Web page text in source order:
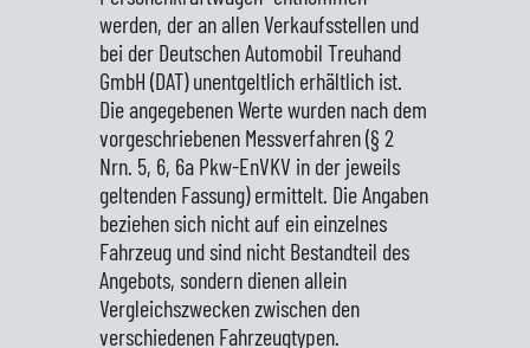
werden, der an allen Verkaufsstellen und
bei der Deutschen Automobil Treuhand
GmbH (DAT) unentgeltlich erhältlich ist.
Die angegebenen Werte wurden nach dem
vorgeschriebenen Messverfahren (§ 2
Nrn. 5, 6, 6a Pkw-EnVKV in der jeweils
geltenden Fassung) ermittelt. Die Angaben
beziehen sich nicht auf ein einzelnes
Fahrzeug und sind nicht Bestandteil des
Angebots, sondern dienen allein
Vergleichszwecken zwischen den
verschiedenen Fahrzeugtypen.